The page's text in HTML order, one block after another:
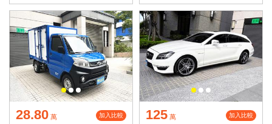
28.80 萬 加入比較 125 萬 加入比較